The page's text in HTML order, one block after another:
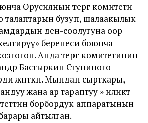
Орусиянын тергөө комитети
талаптарын бузуп, шалаакылык
ден-соолугуна оор
беренеси боюнча
Анда тергөө комитетинин
Бастыркин Ступиного
жөнөткөн. Мындан сырткары,
жана ар тараптуу » иликтөө
борбордук аппаратынын
барары айтылган.